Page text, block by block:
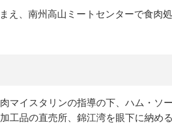
え、南州高山ミートセンターで食肉
マイスタリンの指導の下、ハム・ソ
工品の直売所、錦江湾を眼下に納め